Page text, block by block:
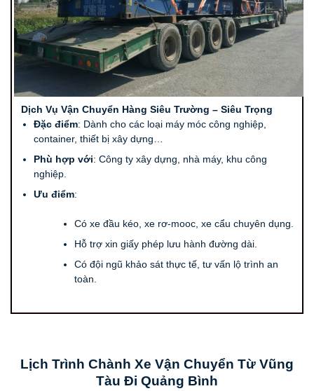
Dịch Vụ Vận Chuyển Hàng Siêu Trường – Siêu Trọng
Đặc điểm: Dành cho các loại máy móc công nghiệp,
container, thiết bị xây dựng…
Phù hợp với: Công ty xây dựng, nhà máy, khu công
nghiệp.
Ưu điểm:
Có xe đầu kéo, xe rơ-mooc, xe cẩu chuyên dụng.
Hỗ trợ xin giấy phép lưu hành đường dài.
Có đội ngũ khảo sát thực tế, tư vấn lộ trình an
toàn.
Lịch Trình Chành Xe Vận Chuyển Từ Vũng
Tàu Đi Quảng Bình